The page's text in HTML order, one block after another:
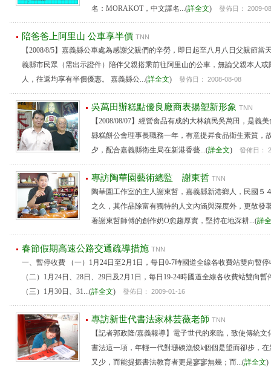
名：MORAKOT，中文譯名...(詳全文) 發佈日： 2009-
陪爸爸上阿里山 公車享半價 TNN
【2008/8/5】嘉義縣公車處為感謝父親們的辛勞，即日起至八月八日父親節當
義縣市民眾（需出示證件）陪伴父親搭乘前往阿里山的公車，無論父親本人或
人，往返均享有半價優惠。 嘉義縣公...(詳全文) 發佈日： 2008-08-08
吳萬田辦糕點優良廠商表揚塑新形象 TNN
【2008/08/07】經營食品有成的大林鎮民吳萬田，是義
縣糕餅公會理事長職務一年，有意提昇食品衛生素質，
夕，配合嘉義縣衛生局在新港香藝...(詳全文) 發佈日：
專訪陶華園藝術總監 謝東哲 TNN
陶華園工作室的主人謝東哲，嘉義縣新港鄉人，民國５
之久，其作品除富有獨特的人文內涵與深度外，更散發
著謝東哲師傅的創作奶O愈趨厚實，堅持在地深耕...(詳
春節假期高速公路交通疏導措施 TNN
一、暫停收費 （一）1月24日至2月1日，每日0-7時國道全線各收費站雙向暫
（二）1月24日、28日、29日及2月1日，每日19-24時國道全線各收費站雙向暫
（三）1月30日、31...(詳全文) 發佈日： 2009-01-16
專訪新世代書法家林芸薇老師 TNN
【記者郭政隆/嘉義報導】電子世代的來臨，致使傳統
書法這一項，年輕一代對珊磢漁悛k個個是望而卻步，
又少，而能提振書法教育者更是寥寥無幾；而...(詳全文